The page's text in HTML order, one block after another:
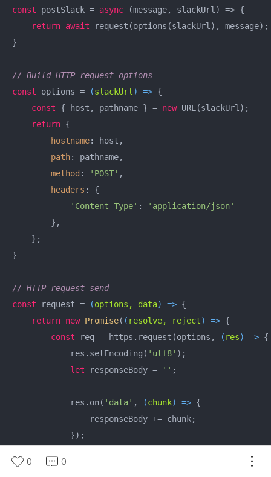
const postSlack = async (message, slackUrl) => {
return await request(options(slackUrl), message);
}
// Build HTTP request options
const options = (slackUrl ) => {
const { host, pathname } = new URL(slackUrl);
return {
hostname: host,
path: pathname,
method : 'POST' ,
headers : {
'Content-Type' :
'application/json'
        },
    };
}
// HTTP request send
const request = (options, data) => {
return new Promise( ( resolve, reject) => {
const req = https.request(options, ( res) => {
            res.setEncoding(
'utf8' );
let responseBody = '' ;
            res.on(
'data' , (chunk) => {
                responseBody += chunk;
            });
            res.on(
0 0